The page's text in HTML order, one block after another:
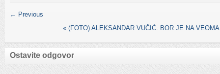
← Previous
« (FOTO) ALEKSANDAR VUČIĆ: BOR JE NA
Ostavite odgovor